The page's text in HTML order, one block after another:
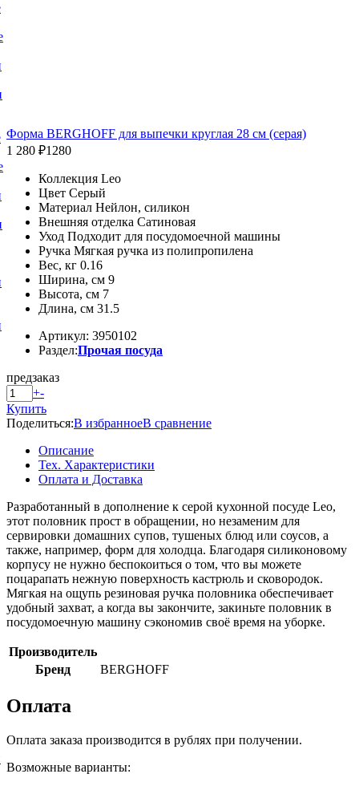
Форма BERGHOFF для выпечки круглая 28 см (серая)
1 280 ₽1280
Коллекция Leo
Цвет Серый
Материал Нейлон, силикон
Внешняя отделка Сатиновая
Уход Подходит для посудомоечной машины
Ручка Мягкая ручка из полипропилена
Вес, кг 0.16
Ширина, см 9
Высота, см 7
Длина, см 31.5
Артикул: 3950102
Раздел:Прочая посуда
предзаказ
+-
Купить
Поделиться:В избранноеВ сравнение
Описание
Тех. Характеристики
Оплата и Доставка
Разработанный в дополнение к серой кухонной посуде Leo,
этот половник прост в обращении, но незаменим для
сервировки домашних супов, тушеных блюд или соусов, а
также, например, форм для холодца. Благодаря силиконовому
корпусу не нужно беспокоиться о том, что вы можете
поцарапать нежную поверхность кастрюль и сковородок.
Мягкая на ощупь резиновая ручка половника обеспечивает
удобный захват, а когда вы закончите, закиньте половник в
посудомоечную машину сэкономив своё время на уборке.
Производитель
Бренд
BERGHOFF
Оплата
Оплата заказа производится в рублях при получении.
Возможные варианты: